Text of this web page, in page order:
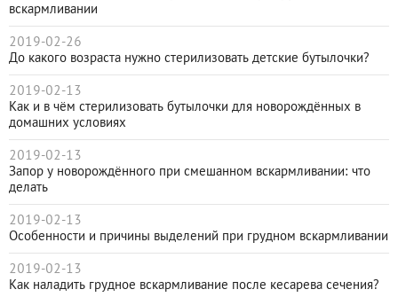
вскармливании
2019-02-26
До какого возраста нужно стерилизовать детские бутылочки?
2019-02-13
Как и в чём стерилизовать бутылочки для новорождённых в
домашних условиях
2019-02-13
Запор у новорождённого при смешанном вскармливании: что
делать
2019-02-13
Особенности и причины выделений при грудном вскармливании
2019-02-13
Как наладить грудное вскармливание после кесарева сечения?